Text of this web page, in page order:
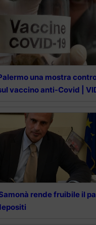
una mostra
vaccino anti-Covid |
rende fruibile il